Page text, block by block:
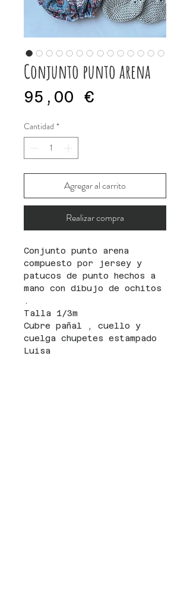
Conjunto punto arena
95,00 €
Cantidad *
Agregar al carrito
Realizar compra
Conjunto punto arena
compuesto por jersey y
patucos de punto hechos a
mano con dibujo de ochitos
.
Talla 1/3m
Cubre pañal , cuello y
cuelga chupetes estampado
Luisa